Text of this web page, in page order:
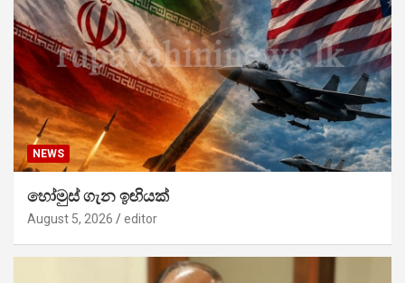
NEWS
හෝමුස් ගැන ඉඟියක්
August 5, 2026 editor